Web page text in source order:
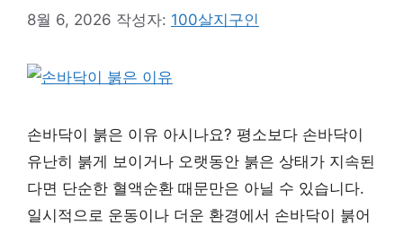
8월 6, 2026 작성자: 100살지구인
손바닥이 붉은 이유 아시나요? 평소보다 손바닥이
유난히 붉게 보이거나 오랫동안 붉은 상태가 지속된
다면 단순한 혈액순환 때문만은 아닐 수 있습니다.
일시적으로 운동이나 더운 환경에서 손바닥이 붉어